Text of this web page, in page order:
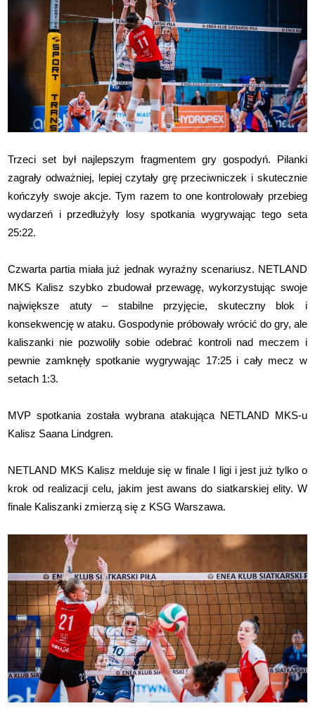
Trzeci set był najlepszym fragmentem gry gospodyń. Pilanki
zagrały odważniej, lepiej czytały grę przeciwniczek i skutecznie
kończyły swoje akcje. Tym razem to one kontrolowały przebieg
wydarzeń i przedłużyły losy spotkania wygrywając tego seta
25:22.
Czwarta partia miała już jednak wyraźny scenariusz. NETLAND
MKS Kalisz szybko zbudował przewagę, wykorzystując swoje
największe atuty – stabilne przyjęcie, skuteczny blok i
konsekwencję w ataku. Gospodynie próbowały wrócić do gry, ale
kaliszanki nie pozwoliły sobie odebrać kontroli nad meczem i
pewnie zamknęły spotkanie wygrywając 17:25 i cały mecz w
setach 1:3.
MVP spotkania została wybrana atakująca NETLAND MKS-u
Kalisz Saana Lindgren.
NETLAND MKS Kalisz melduje się w finale I ligi i jest już tylko o
krok od realizacji celu, jakim jest awans do siatkarskiej elity. W
finale Kaliszanki zmierzą się z KSG Warszawa.